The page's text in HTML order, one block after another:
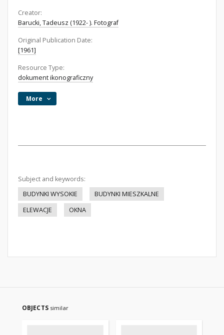
Creator:
Barucki, Tadeusz (1922- ). Fotograf
Original Publication Date:
[1961]
Resource Type:
dokument ikonograficzny
More
Subject and keywords:
BUDYNKI WYSOKIE
BUDYNKI MIESZKALNE
ELEWACJE
OKNA
OBJECTS similar